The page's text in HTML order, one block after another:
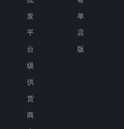
发
平
台
级
供
货
商
单
店
版